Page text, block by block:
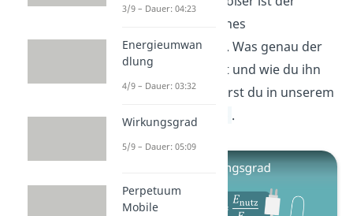
Wirkungsgrad eines
Energiewandlers. Was genau der
Wirkungsgrad
ist und wie du ihn
bestimmst, erfährst du in unserem
passenden
Video .
3/9 – Dauer: 04:23
Energieumwan
dlung
4/9 – Dauer: 03:32
Wirkungsgrad
5/9 – Dauer: 05:09
Perpetuum
Mobile